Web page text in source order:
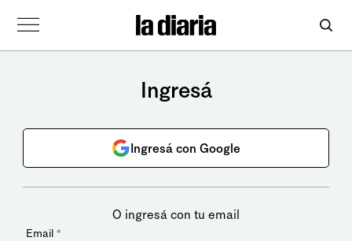
Ingresá
Ingresá con Google
O ingresá con tu email
Email *